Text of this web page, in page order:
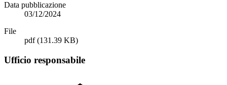
Data pubblicazione
03/12/2024
File
pdf(131.39 KB)
Ufficio responsabile